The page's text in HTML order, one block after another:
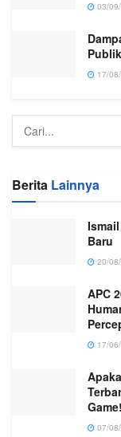
03/
17/
Berita Lainnya
Baru
20/
APC
17/
Game!
07/